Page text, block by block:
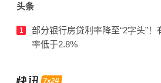
头条
1
部分银行房贷利率降至“2字头”！
率低于2.8%